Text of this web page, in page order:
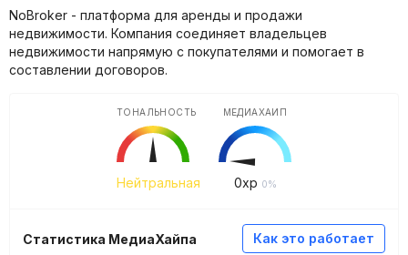
NoBroker - платформа для аренды и продажи
недвижимости. Компания соединяет владельцев
недвижимости напрямую с покупателями и помогает в
составлении договоров.
Нейтральная
ТОНАЛЬНОСТЬ
0xp 0%
МЕДИАХАЙП
Как это работает
Статистика МедиаХайпа